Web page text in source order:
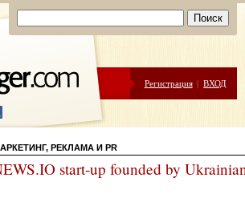
Регистрация | ВХОД
РЕКЛАМА И PR
start-up founded by